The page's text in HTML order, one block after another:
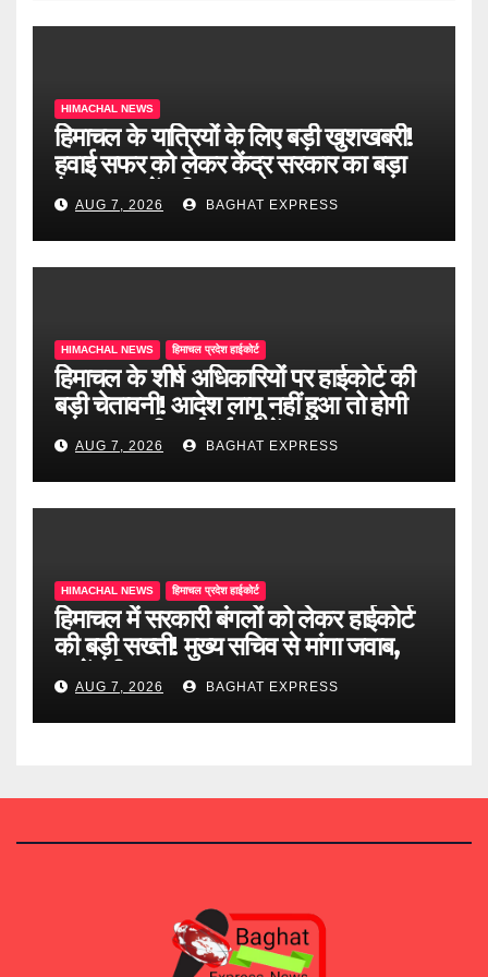
HIMACHAL NEWS
हिमाचल के यात्रियों के लिए बड़ी खुशखबरी!
हवाई सफर को लेकर केंद्र सरकार का बड़ा
फैसला, जानें पूरी खबर
AUG 7, 2026 BAGHAT EXPRESS
HIMACHAL NEWS हिमाचल प्रदेश हाईकोर्ट
हिमाचल के शीर्ष अधिकारियों पर हाईकोर्ट की
बड़ी चेतावनी! आदेश लागू नहीं हुआ तो होगी
अवमानना की कार्रवाई, जानें पूरी खबर
AUG 7, 2026 BAGHAT EXPRESS
HIMACHAL NEWS हिमाचल प्रदेश हाईकोर्ट
हिमाचल में सरकारी बंगलों को लेकर हाईकोर्ट
की बड़ी सख्ती! मुख्य सचिव से मांगा जवाब,
जानें पूरी खबर
AUG 7, 2026 BAGHAT EXPRESS